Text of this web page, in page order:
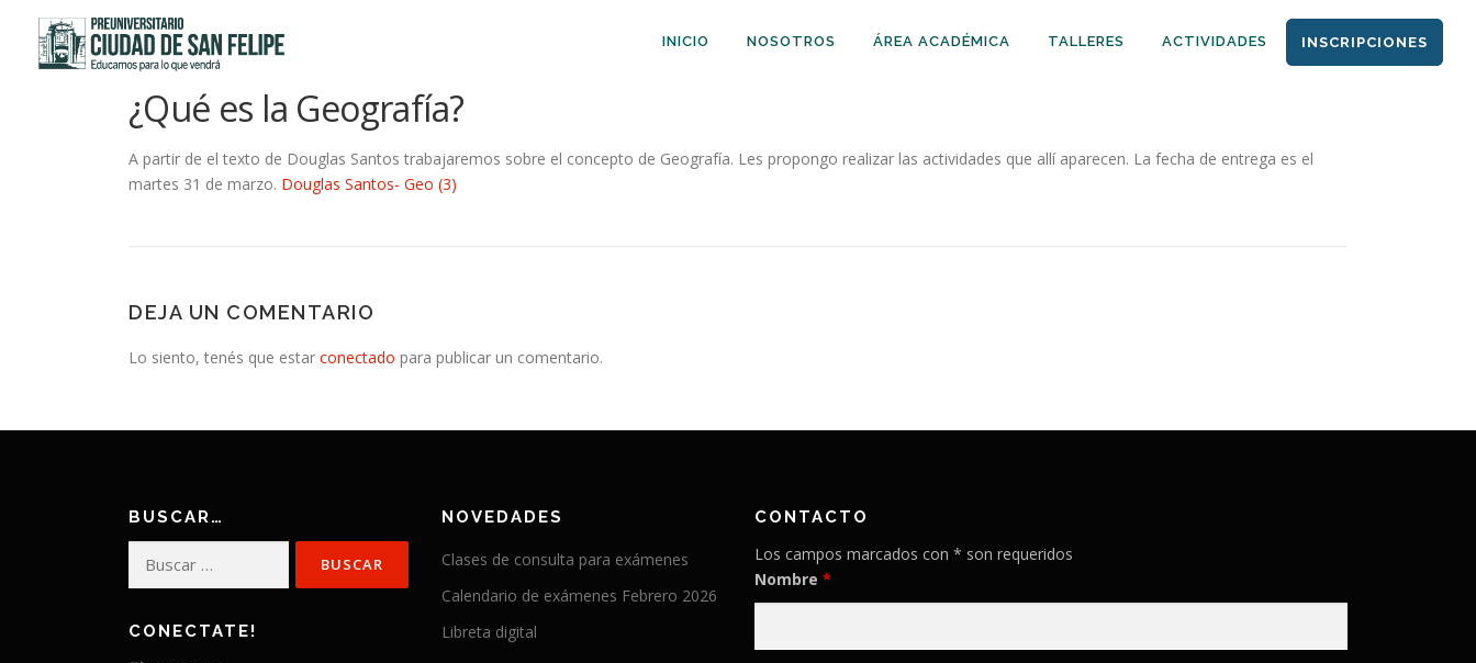
contenido
INICIO NOSOTROS ÁREA ACADÉMICA TALLERES ACTIVIDADES INSCRIPCIONES
¿Qué es la Geografía?
A partir de el texto de Douglas Santos trabajaremos sobre el concepto de Geografía. Les propongo realizar las actividades que allí aparecen. La fecha de entrega es el
martes 31 de marzo. Douglas Santos- Geo (3)
DEJA UN COMENTARIO
Lo siento, tenés que estar conectado para publicar un comentario.
BUSCAR…
CONECTATE!
NOVEDADES
Clases de consulta para exámenes
Calendario de exámenes Febrero 2026
Libreta digital
CONTACTO
Los campos marcados con * son requeridos
Nombre *